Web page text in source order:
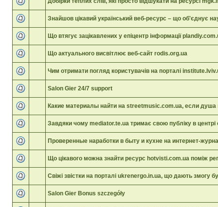
Знайшов цікавий український веб-ресурс – що об'єднує
Що втягує зацікавлених у епіцентр інформації
Що актуального висвітлює веб-сайт rodis.org.ua
Чим отримати погляд користувачів на порталі
Salon Gier 24/7 support
Какие материалы найти на streetmusic.com.ua, если душа
Завдяки чому mediator.te.ua тримає свою публіку в центрі
Проверенные наработки в быту и кухне на интернет-
Що цікавого можна знайти ресурс hotvisti.com.ua поміж
Свіжі звістки на порталі ukrenergo.in.ua, що дають змогу
Salon Gier Bonus szczegóły